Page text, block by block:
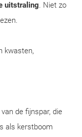
uitstraling. Niet zo
kwasten,
de fijnspar, die
als kerstboom